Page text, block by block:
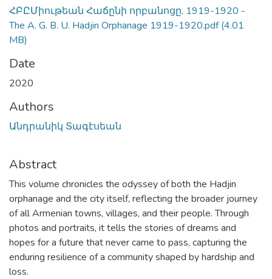
ՀԲԸՄիութեան Հաճընի որբանոցը, 1919-1920 -
The A. G. B. U. Hadjin Orphanage 1919-1920.pdf(4.01
MB)
Date
2020
Authors
Անդրանիկ Տագէսեան
Abstract
This volume chronicles the odyssey of both the Hadjin
orphanage and the city itself, reflecting the broader journey
of all Armenian towns, villages, and their people. Through
photos and portraits, it tells the stories of dreams and
hopes for a future that never came to pass, capturing the
enduring resilience of a community shaped by hardship and
loss.